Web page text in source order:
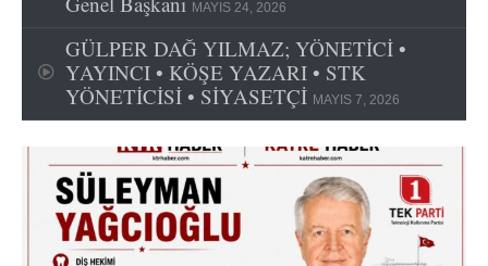
MAYIS 24, 2026
GÜLPER DAĞ YILMAZ; YÖNETİCİ •
YAYINCI • KÖŞE YAZARI • STK
YÖNETİCİSİ • SİYASETÇİ MAYIS 7, 2026